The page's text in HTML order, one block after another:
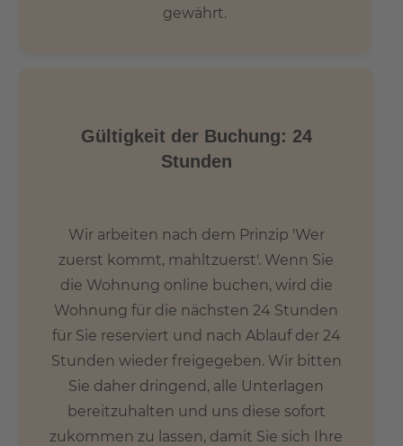
gewährt.
Gültigkeit der Buchung: 24
Stunden
Wir arbeiten nach dem Prinzip 'Wer
zuerst kommt, mahltzuerst'. Wenn Sie
die Wohnung online buchen, wird die
Wohnung für die nächsten 24 Stunden
für Sie reserviert und nach Ablauf der 24
Stunden wieder freigegeben. Wir bitten
Sie daher dringend, alle Unterlagen
bereitzuhalten und uns diese sofort
zukommen zu lassen, damit Sie sich Ihre